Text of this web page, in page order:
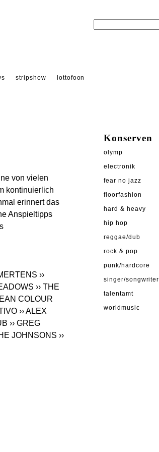
stripshow lottofoon
von vielen
kontinuierlich
erinnert das
Anspieltipps
››
›› THE
COLOUR
›› ALEX
›› GREG
JOHNSONS ››
Konserven
olymp
electronik
fear no jazz
floorfashion
hard & heavy
hip hop
reggae/dub
rock & pop
punk/hardcore
singer/songwriter
talentamt
worldmusic